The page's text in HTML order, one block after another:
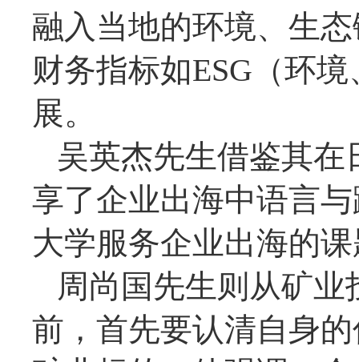
融入当地的环境、生
财务指标如ESG（环
展。
吴英杰先生借鉴其
享了企业出海中语言
大学服务企业出海的
周尚国先生则从矿
前，首先要认清自身